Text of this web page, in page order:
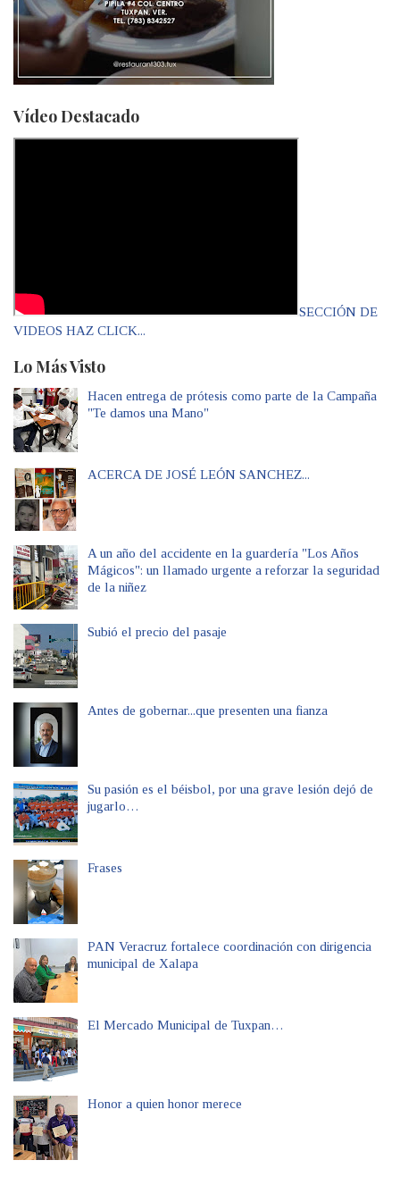
Vídeo Destacado
SECCIÓN DE
VIDEOS HAZ CLICK...
Lo Más Visto
Hacen entrega de prótesis como parte de la Campaña
"Te damos una Mano"
ACERCA DE JOSÉ LEÓN SANCHEZ...
A un año del accidente en la guardería "Los Años
Mágicos": un llamado urgente a reforzar la seguridad
de la niñez
Subió el precio del pasaje
Antes de gobernar...que presenten una fianza
Su pasión es el béisbol, por una grave lesión dejó de
jugarlo…
Frases
PAN Veracruz fortalece coordinación con dirigencia
municipal de Xalapa
El Mercado Municipal de Tuxpan…
Honor a quien honor merece